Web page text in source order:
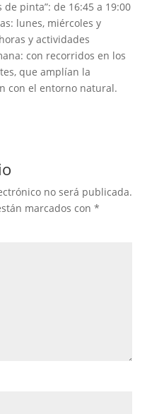
de pinta”: de 16:45 a 19:00
lunes, miércoles y
y actividades
con recorridos en los
que amplían la
con el entorno natural.
no será publicada.
marcados con *